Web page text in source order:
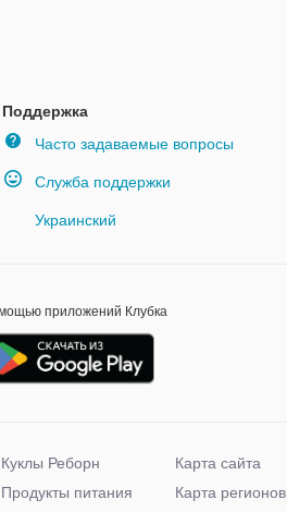
Поддержка
Часто задаваемые вопросы
Служба поддержки
Украинский
приложений Клубка
Куклы Реборн
Продукты питания
Карта сайта
Карта регионов